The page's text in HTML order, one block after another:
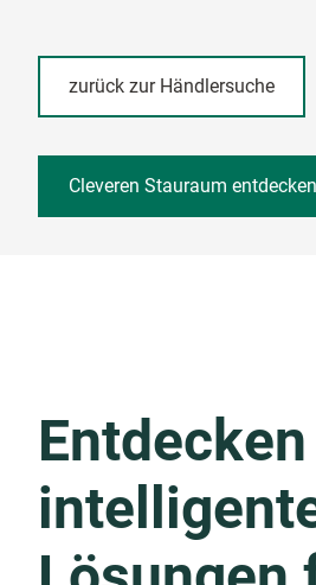
zurück zur Händlersuche
Cleveren Stauraum entdecken